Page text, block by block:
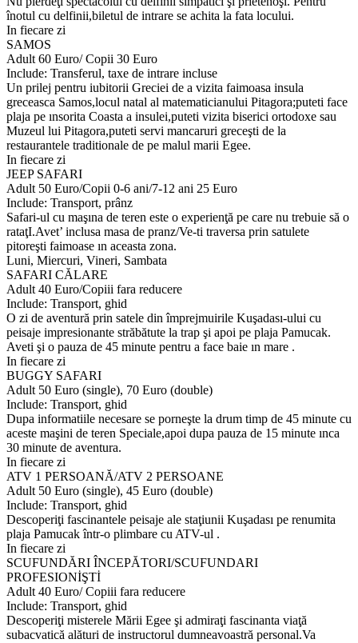
înotul cu delfinii,biletul de intrare se achita la fata locului.
In fiecare zi
SAMOS
Adult 60 Euro/ Copii 30 Euro
Include: Transferul, taxe de intrare incluse
Un prilej pentru iubitorii Greciei de a vizita faimoasa insula
greceasca Samos,locul natal al matematicianului Pitagora;puteti face
plaja pe ınsorita Coasta a insulei,puteti vizita biserici ortodoxe sau
Muzeul lui Pitagora,puteti servi mancaruri greceşti de la
restaurantele traditionale de pe malul marii Egee.
In fiecare zi
JEEP SAFARI
Adult 50 Euro/Copii 0-6 ani/7-12 ani 25 Euro
Include: Transport, prânz
Safari-ul cu maşına de teren este o experienţă pe care nu trebuie să o
rataţI.Avet’ inclusa masa de pranz/Ve-ti traversa prin satulete
pitoreşti faimoase ın aceasta zona.
Luni, Miercuri, Vineri, Sambata
SAFARI CĂLARE
Adult 40 Euro/Copiii fara reducere
Include: Transport, ghid
O zi de aventură prin satele din împrejmuirile Kuşadası-ului cu
peisaje impresionante străbătute la trap şi apoi pe plaja Pamucak.
Aveti şi o pauza de 45 minute pentru a face baie ın mare .
In fiecare zi
BUGGY SAFARI
Adult 50 Euro (single), 70 Euro (double)
Include: Transport, ghid
Dupa informatiile necesare se porneşte la drum timp de 45 minute cu
aceste maşini de teren Speciale,apoi dupa pauza de 15 minute ınca
30 minute de aventura.
In fiecare zi
ATV 1 PERSOANĂ/ATV 2 PERSOANE
Adult 50 Euro (single), 45 Euro (double)
Include: Transport, ghid
Descoperiţi fascinantele peisaje ale staţiunii Kuşadası pe renumita
plaja Pamucak într-o plimbare cu ATV-ul .
In fiecare zi
SCUFUNDĂRI ÎNCEPĂTORI/SCUFUNDARI
PROFESIONİŞTİ
Adult 40 Euro/ Copiii fara reducere
Include: Transport, ghid
Descoperiţi misterele Mării Egee şi admiraţi fascinanta viaţă
subacvatică alături de instructorul dumneavoastră personal.Va